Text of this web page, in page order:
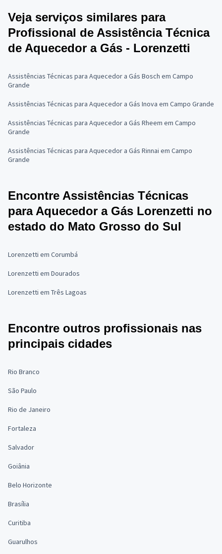
Veja serviços similares para
Profissional de Assistência Técnica
de Aquecedor a Gás - Lorenzetti
Assistências Técnicas para Aquecedor a Gás Bosch em Campo
Grande
Assistências Técnicas para Aquecedor a Gás Inova em Campo Grande
Assistências Técnicas para Aquecedor a Gás Rheem em Campo
Grande
Assistências Técnicas para Aquecedor a Gás Rinnai em Campo
Grande
Encontre Assistências Técnicas
para Aquecedor a Gás Lorenzetti no
estado do Mato Grosso do Sul
Lorenzetti em Corumbá
Lorenzetti em Dourados
Lorenzetti em Três Lagoas
Encontre outros profissionais nas
principais cidades
Rio Branco
São Paulo
Rio de Janeiro
Fortaleza
Salvador
Goiânia
Belo Horizonte
Brasília
Curitiba
Guarulhos